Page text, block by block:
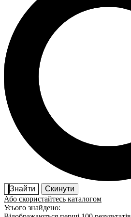
Знайти
Скинути
Або скористайтесь каталогом
Усього знайдено: